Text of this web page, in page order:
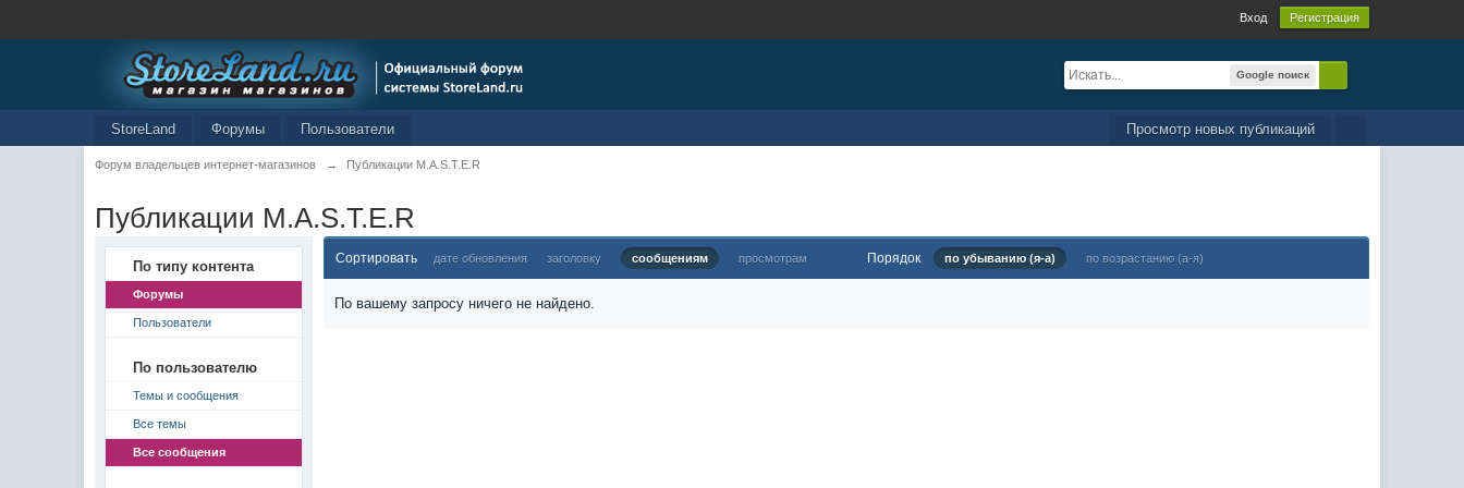
Вход Регистрация
Google поиск
Просмотр новых публикаций
StoreLand Форумы Пользователи
Форум владельцев интернет-магазинов → Публикации M.A.S.T.E.R
Публикации M.A.S.T.E.R
По типу контента
Форумы
Пользователи
По пользователю
Темы и сообщения
Все темы
Все сообщения
Сортировать дате обновления заголовку сообщениям просмотрам Порядок по убыванию (я-а) по возрастанию (а-я)
По вашему запросу ничего не найдено.